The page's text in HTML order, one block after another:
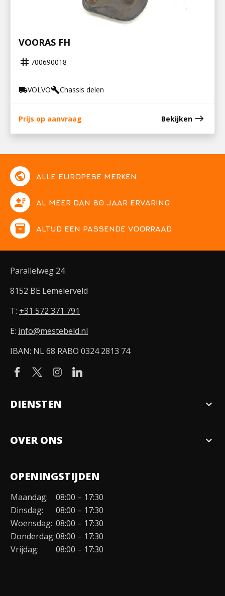
STEUN V STABILISATOR EN LUCHTBALG
VOORAS FH
tag 700690018
local_shippingVOLVObuildChassis delen
Prijs op aanvraag Bekijken east
public ALLE EUROPESE MERKEN
engineering AL MEER DAN 80 JAAR ERVARING
inventory ALTIJD EEN PASSENDE VOORRAAD
Parallelweg 24
8152 BE Lemelerveld
T: +31 572 371 791
E: info@mestebeld.nl
IBAN: NL 68 RABO 0324 2813 74
DIENSTEN expand_more
OVER ONS expand_more
Organisatie
Duurzaamheid
Werken bij
Contact
OPENINGSTIJDEN
Maandag:
08:00 – 17:30
Dinsdag:
08:00 – 17:30
Woensdag: 08:00 – 17:30
Donderdag:08:00 – 17:30
Vrijdag:
08:00 – 17:30